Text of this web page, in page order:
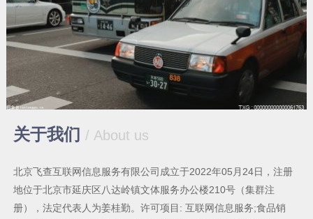
关于我们 / About us
北京飞查互联网信息服务有限公司成立于2022年05月24日，注册
地位于北京市延庆区八达岭镇文体服务办公楼210号（集群注
册），法定代表人为姜桂勤。许可项目: 互联网信息服务;食品销